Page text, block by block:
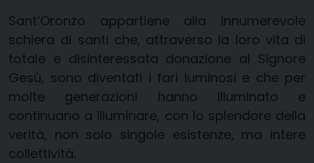
Sant’Oronzo appartiene alla innumerevole
schiera di santi che, attraverso la loro vita di
totale e disinteressata donazione al Signore
Gesù, sono diventati i fari luminosi e che per
molte generazioni hanno illuminato e
continuano a illuminare, con lo splendore della
verità, non solo singole esistenze, ma intere
collettività.